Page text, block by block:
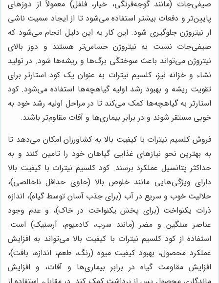
صیفی‌جات (مانند گوجه‌فرنگی، خیار، فلفل) معمولاً از دوزهای
پایین‌تر و دفعات بیشتر استفاده می‌شود تا از ایجاد سمیت ناشی
از نیتروژن جلوگیری شود. این کار به این دلیل انجام می‌شود که
صیفی‌جات نسبت به نیتروژن حساس‌تر هستند و دوز بالای
نیتروژن می‌تواند باعث سوختگی برگ‌ها و ریشه‌ها شود. در تولید
نشاء و خزانه نیز، کلسیم نیترات به عنوان یک کود استارتر برای
تقویت ریشه و بهبود رشد اولیه گیاهچه‌ها استفاده می‌شود. کود
استارتر به گیاهچه‌ها کمک می‌کند تا در مراحل اولیه رشد خود به
خوبی مستقر شوند و در برابر بیماری‌ها و آفات مقاوم‌تر باشند.
فروش کلسیم نیترات با کیفیت بالا به کشاورزان امکان می‌دهد تا
به بهترین نحو نیازهای غذایی گیاهان خود را تامین کنند و به
حداکثر پتانسیل عملکرد برسند. کود کلسیم نیترات با کیفیت بالا
دارای ویژگی‌هایی مانند خلوص بالا (حاوی حداقل ناخالصی)،
حلالیت خوب و سریع در آب (برای جذب آسان توسط گیاه)، اندازه
ذرات یکنواخت (برای پخش یکنواخت در خاک)، و عدم وجود
عناصر سنگین و مضر (مانند سرب، کادمیوم، آرسنیک) است.
استفاده از کود کلسیم نیترات با کیفیت بالا می‌تواند به افزایش
عملکرد محصول، بهبود کیفیت میوه (رنگ، طعم، اندازه، بافت)،
افزایش مقاومت گیاه در برابر بیماری‌ها و آفات، و افزایش